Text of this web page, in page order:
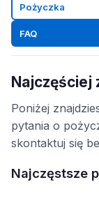
Pożyczka
FAQ
Najczęściej
Poniżej
pytania o
skontaktuj się
Najczęstsze